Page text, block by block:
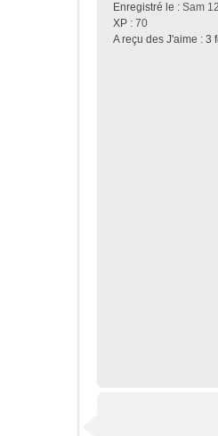
Enregistré le : Sam
XP : 70
A reçu des J'aime : 3